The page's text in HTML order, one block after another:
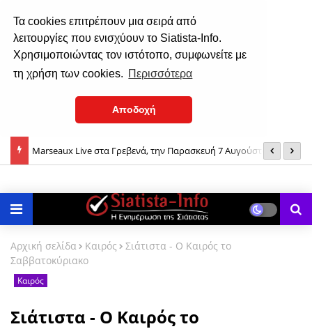
Τα cookies επιτρέπουν μια σειρά από
λειτουργίες που ενισχύουν το Siatista-Info.
Χρησιμοποιώντας τον ιστότοπο, συμφωνείτε με
τη χρήση των cookies. Περισσότερα
Αποδοχή
6 Αυγούστου: Mεταμόρφωση του Σωτήρος Xριστού
Αρχική σελίδα Καιρός
Σιάτιστα - Ο Καιρός το
Σαββατοκύριακο
Καιρός
Σιάτιστα - Ο Καιρός το